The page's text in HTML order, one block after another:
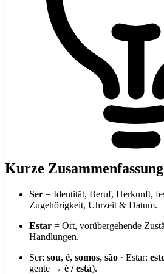
Kurze Zusammenfassung
Ser = Identität, Beruf, Herkunft,
Zugehörigkeit, Uhrzeit & Datum.
Estar = Ort, vorübergehende
Handlungen.
Ser: sou, é, somos, são · Estar:
gente → é / está).